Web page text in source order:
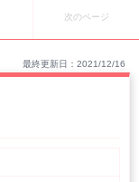
次のページ
最終更新日：2021/12/16